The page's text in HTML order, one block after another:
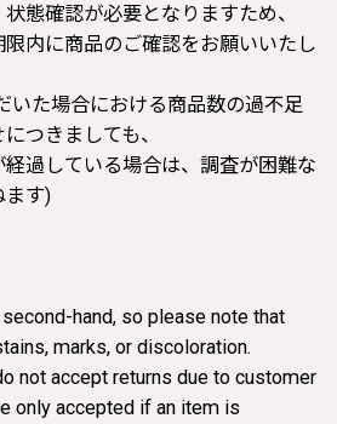
態確認が必要となりますため、
内に商品のご確認をお願いいたし
いた場合における商品数の過不足
つきましても、
過している場合は、調査が困難な
ます)
hand, so please note that
marks, or discoloration.
not accept returns due to customer
only accepted if an item is